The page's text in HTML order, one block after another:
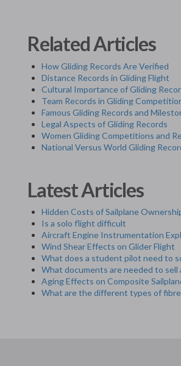
Related Articles
How Gliding Records Are Verified
Distance Records in Gliding Flight
Cultural Importance of Gliding
Team Records in Gliding
Famous Gliding Records and
Legal Aspects of Gliding Records
Women Gliding Competitions and
National Versus World Gliding
Latest Articles
Hidden Costs of Sailplane
Is a solo flight difficult
Aircraft Engine Instrumentation
Wind Shear Effects on Glider Flight
What does a student pilot need to
What documents are needed to sell
Aging Effects on Composite
What are the different types of